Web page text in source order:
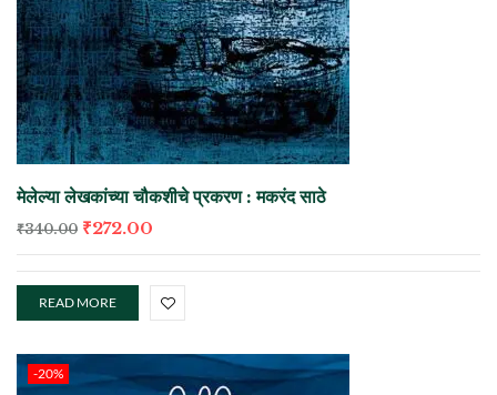
मेलेल्या लेखकांच्या चौकशीचे प्रकरण : मकरंद साठे
₹340.00 ₹272.00
READ MORE
-20%